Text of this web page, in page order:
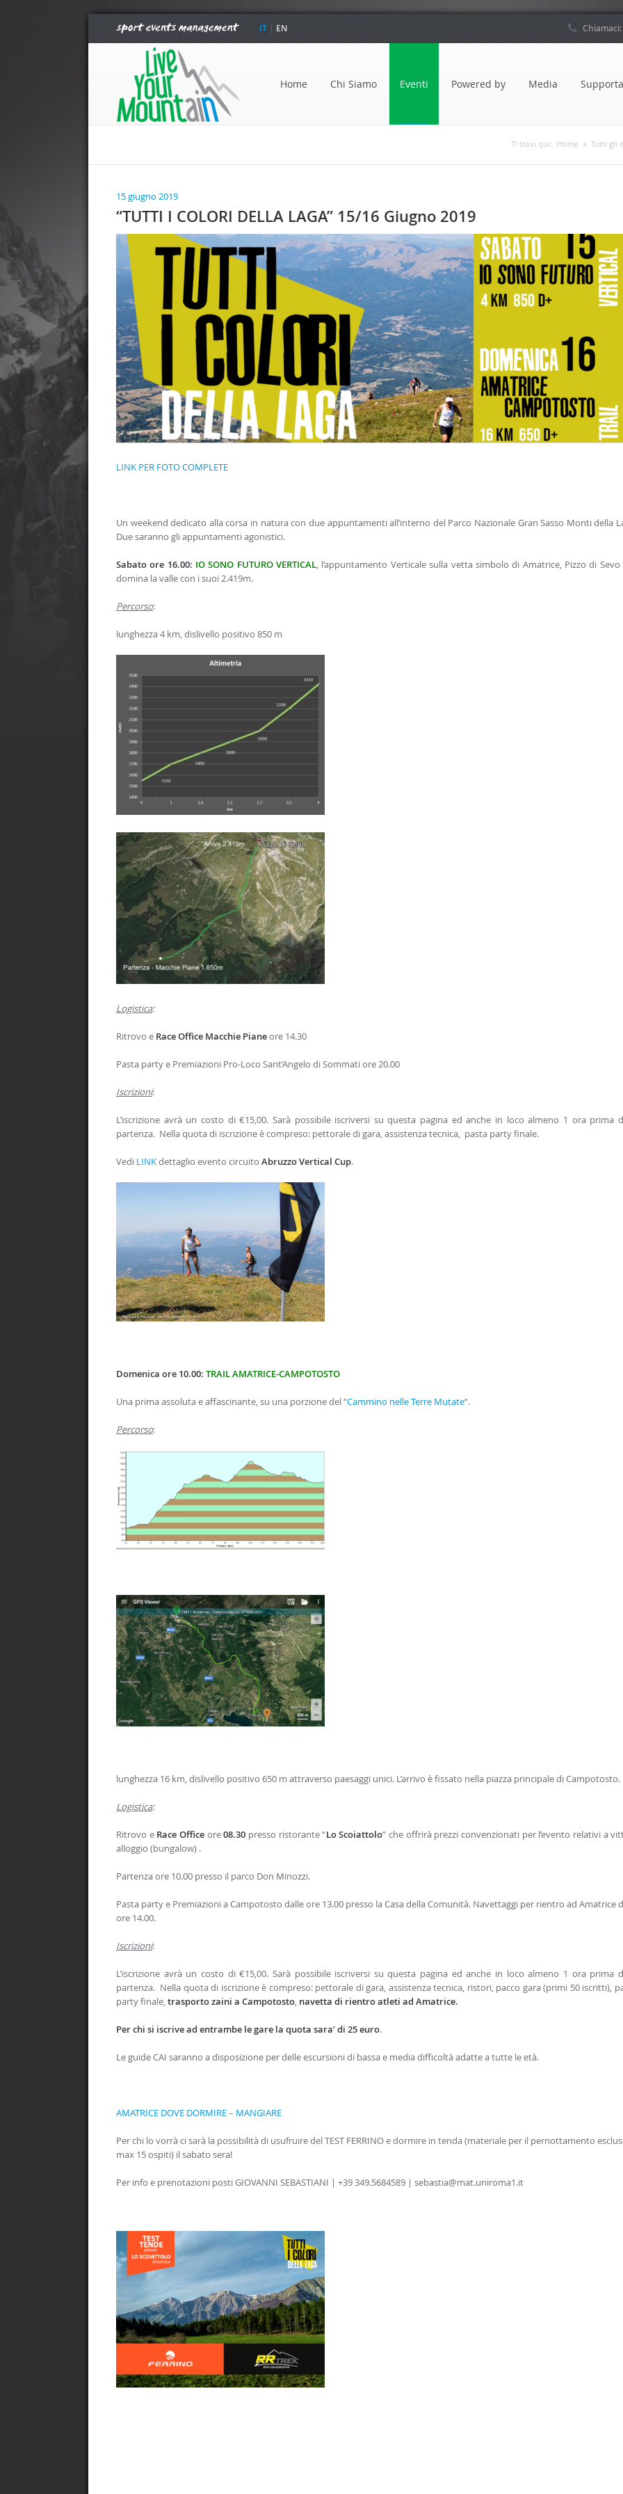
IT | EN Chiamaci:
Home Chi Siamo Eventi Powered by Media
Ti trovi qui: Home Tutti gli
15 giugno 2019
“TUTTI I COLORI DELLA LAGA” 15/16 Giugno 2019
LINK PER FOTO COMPLETE
Un weekend dedicato alla corsa in natura con due appuntamenti all’interno del Parco Nazionale Gran Sasso Monti della
Due saranno gli appuntamenti agonistici.
Sabato ore 16.00: IO SONO FUTURO VERTICAL, l’appuntamento Verticale sulla vetta simbolo di Amatrice, Pizzo di Sevo
domina la valle con i suoi 2.419m.
Percorso:
lunghezza 4 km, dislivello positivo 850 m
Logistica:
Ritrovo e Race Office Macchie Pianeore 14.30
Pasta party e Premiazioni Pro-Loco Sant’Angelo di Sommati ore 20.00
Iscrizioni:
L’iscrizione avrà un costo di €15,00. Sarà possibile iscriversi su questa pagina ed anche in loco almeno 1 ora prima
partenza. Nella quota di iscrizione è compreso: pettorale di gara, assistenza tecnica, pasta party finale.
Vedi LINKdettaglio evento circuito Abruzzo Vertical Cup.
Domenica ore 10.00: TRAIL AMATRICE-CAMPOTOSTO
Una prima assoluta e affascinante, su una porzione del “Cammino nelle Terre Mutate“.
Percorso:
lunghezza 16 km, dislivello positivo 650 m attraverso paesaggi unici. L’arrivo è fissato nella piazza principale di Campotosto.
Logistica:
Ritrovo e Race Office ore08.30 presso ristorante “Lo Scoiattolo” che offrirà prezzi convenzionati per l’evento relativi a
alloggio (bungalow) .
Partenza ore 10.00 presso il parco Don Minozzi.
Pasta party e Premiazioni a Campotosto dalle ore 13.00 presso la Casa della Comunità. Navettaggi per rientro ad Amatrice
ore 14.00.
Iscrizioni:
L’iscrizione avrà un costo di €15,00. Sarà possibile iscriversi su questa pagina ed anche in loco almeno 1 ora prima
partenza. Nella quota di iscrizione è compreso: pettorale di gara, assistenza tecnica, ristori, pacco gara (primi 50 iscritti),
party finale,trasporto zaini a Campotosto, navetta di rientro atleti ad Amatrice.
Per chi si iscrive ad entrambe le gare la quota sara’ di 25 euro.
Le guide CAI saranno a disposizione per delle escursioni di bassa e media difficoltà adatte a tutte le età.
AMATRICE DOVE DORMIRE – MANGIARE
Per chi lo vorrà ci sarà la possibilità di usufruire del TEST FERRINO e dormire in tenda (materiale per il pernottamento
max 15 ospiti) il sabato sera!
Per info e prenotazioni posti GIOVANNI SEBASTIANI | +39 349.5684589 | sebastia@mat.uniroma1.it